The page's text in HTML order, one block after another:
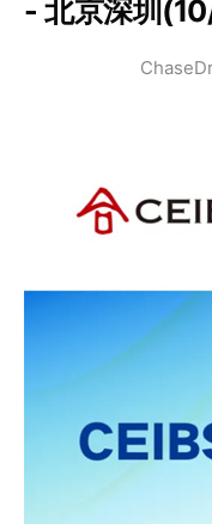
- 北京深圳